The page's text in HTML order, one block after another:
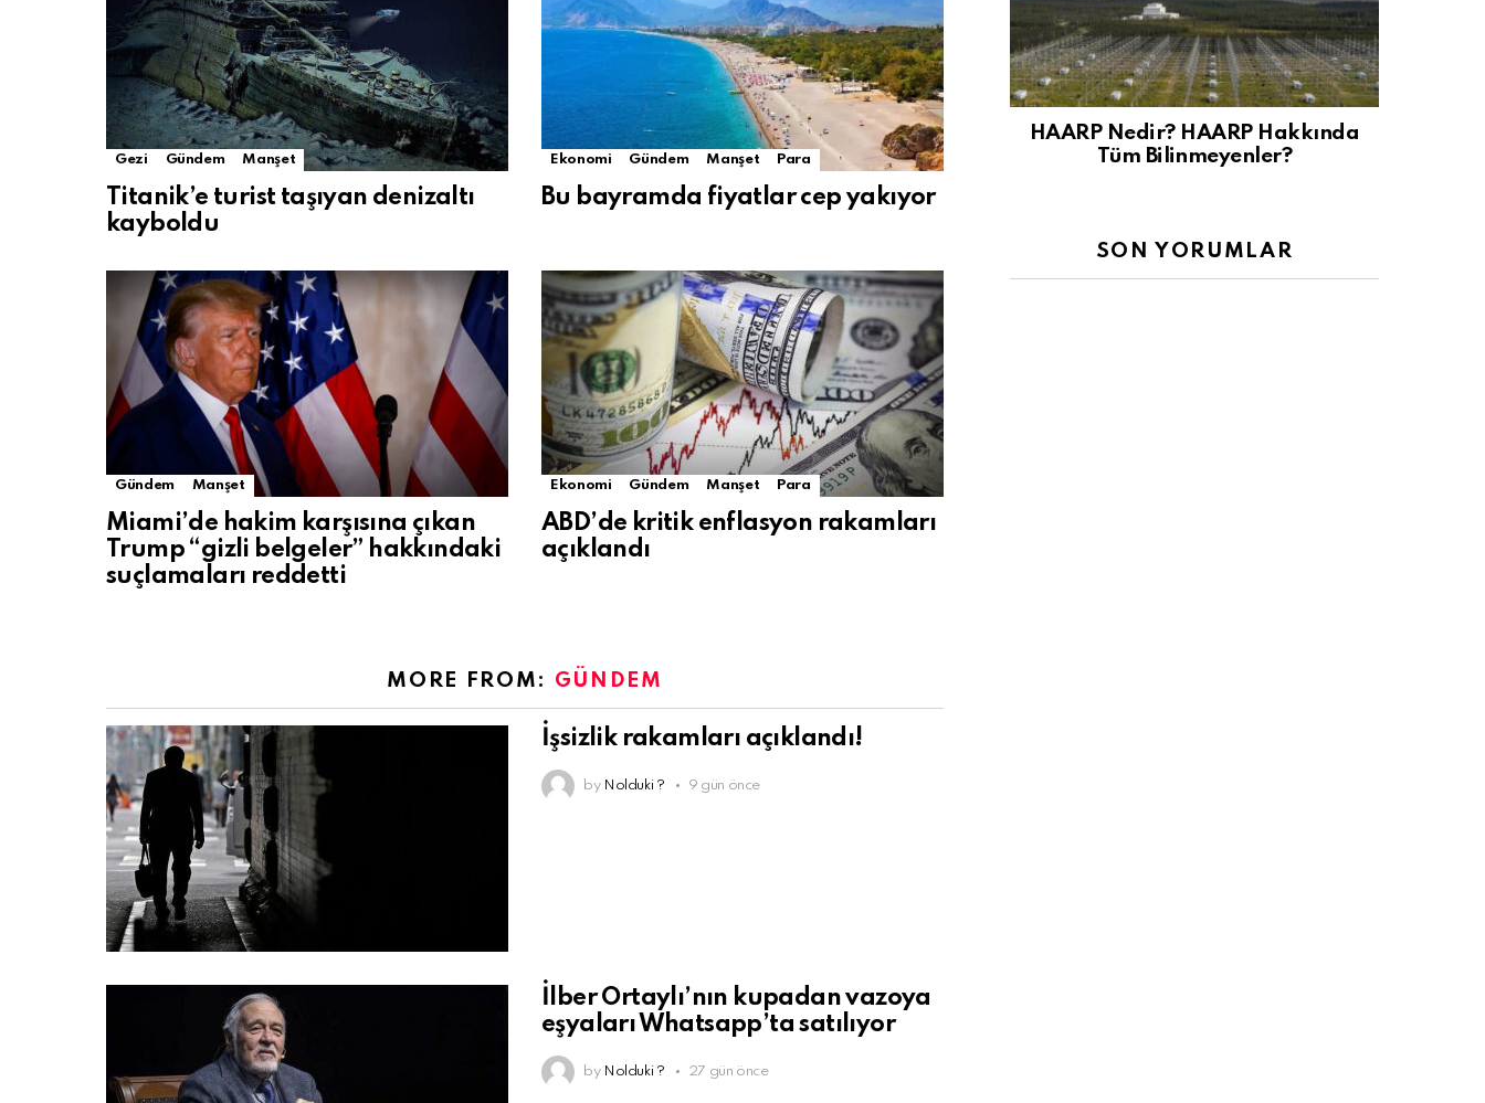
Gezi Gündem Manşet
Titanik’e turist taşıyan denizaltı
kayboldu
Ekonomi Gündem Manşet Para
Bu bayramda fiyatlar cep yakıyor
Gündem Manşet
Miami’de hakim karşısına çıkan
Trump “gizli belgeler” hakkındaki
suçlamaları reddetti
Ekonomi Gündem Manşet Para
ABD’de kritik enflasyon rakamları
açıklandı
MORE FROM: GÜNDEM
İşsizlik rakamları açıklandı!
by Nolduki ? 9 gün önce
İlber Ortaylı’nın kupadan vazoya
eşyaları Whatsapp’ta satılıyor
by Nolduki ? 27 gün önce
HAARP Nedir? HAARP Hakkında
Tüm Bilinmeyenler?
SON YORUMLAR